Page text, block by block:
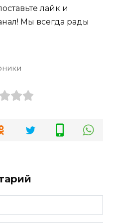
лайк и
Мы всегда рады